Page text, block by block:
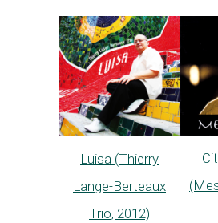
Luisa (Thierry
Lange-Berteaux
Trio, 2012)